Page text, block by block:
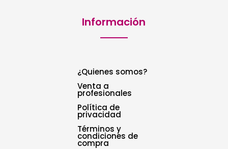
Información
¿Quienes somos?
Venta a
profesionales
Política de
privacidad
Términos y
condiciones de
compra